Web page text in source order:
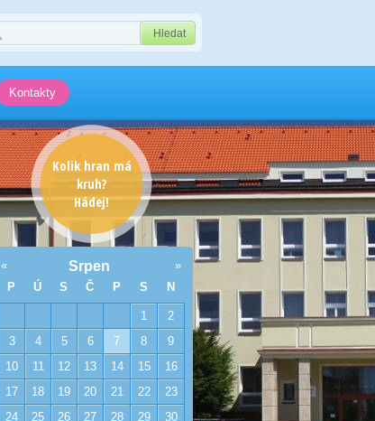
Kontakty
Kolik hran má
kruh?
Hádej!
« Srpen
»
P
Ú S Č P S N
1
2
3
4 5 6 7 8
9
10
11 12 13 14 15
16
17
18 19 20 21 22
23
24
25 26 27 28 29
30